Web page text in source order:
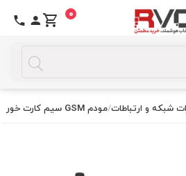
0
شبکه و ارتباطات/مودم GSM سیم کارت خور